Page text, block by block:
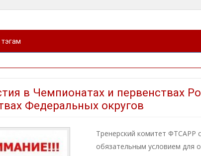
тэгам
в Чемпионатах и первенствах
Федеральных округов
Тренерский комитет ФТСАРР
обязательным условием для